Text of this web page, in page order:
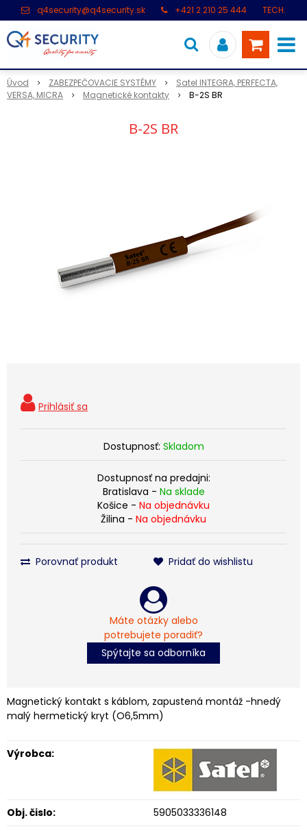
q4security@q4security.sk +421 2 210 25 444
TECH.
Úvod ZABEZPEČOVACIE SYSTÉMY
Satel INTEGRA, PERFECTA,
VERSA, MICRA
Magnetické kontakty B-2S BR
B-2S BR
Dostupnosť: Skladom
Dostupnosť na predajni:
Bratislava - Na sklade
Košice - Na objednávku
Žilina - Na objednávku
Porovnať produkt Pridať do wishlistu
Máte otázky alebo
potrebujete poradiť?
Spýtajte sa odborníka
Magnetický kontakt s káblom, zapustená montáž -hnedý
malý hermetický kryt (O6,5mm)
Výrobca:
Obj. čislo:
5905033336148